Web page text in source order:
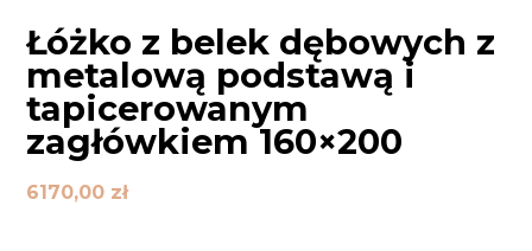
Łóżko z belek dębowych z
metalową podstawą i
tapicerowanym
zagłówkiem 160×200
6170,00 zł